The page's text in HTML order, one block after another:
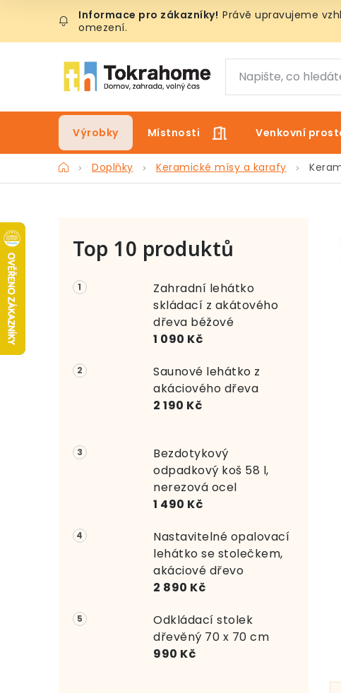
obsah
Právě upravujeme
omezení.
Výrobky Místnosti Venkovní
DomůDoplňky Keramické mísy a karafy
P
o
s
t
a
n
í
p
n
e
Top 10 produktů
Zahradní lehátko
skládací z akátového
dřeva béžové
1 090 Kč
Saunové lehátko z
akáciového dřeva
2 190 Kč
Bezdotykový
odpadkový koš 58 l,
nerezová ocel
1 490 Kč
Nastavitelné opalovací
lehátko se stolečkem,
akáciové dřevo
2 890 Kč
Odkládací stolek
dřevěný 70 x 70 cm
990 Kč